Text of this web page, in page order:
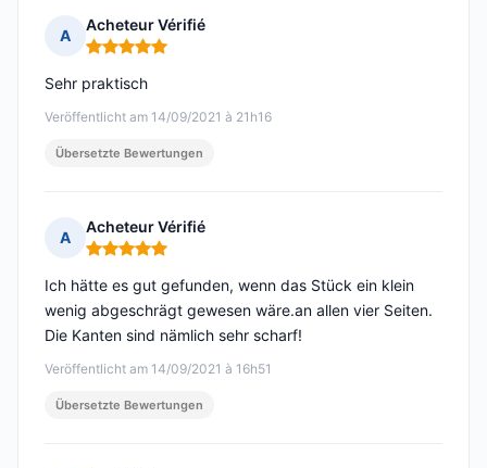
A
Acheteur Vérifié
Hinweis: 5 von 5
Veröffentlicht am 14/09/2021 à 21h16
Sehr praktisch
Übersetzte Bewertungen
A
Acheteur Vérifié
Hinweis: 5 von 5
Veröffentlicht am 14/09/2021 à 16h51
Ich hätte es gut gefunden, wenn das Stück ein klein
wenig abgeschrägt gewesen wäre.an allen vier Seiten.
Die Kanten sind nämlich sehr scharf!
Übersetzte Bewertungen